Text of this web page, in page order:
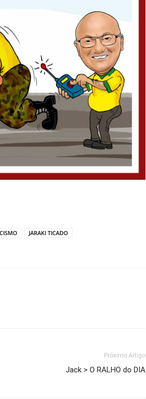
JARAKI TICADO
Próximo Artigo
Jack > O RALHO do DIA